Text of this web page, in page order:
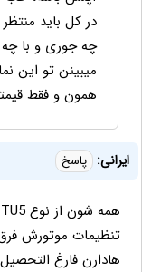
در کل باید
چه جوری و با چه
میبینن تو این
همون و فقط
ایرانی: پاسخ
هادارن فارغ